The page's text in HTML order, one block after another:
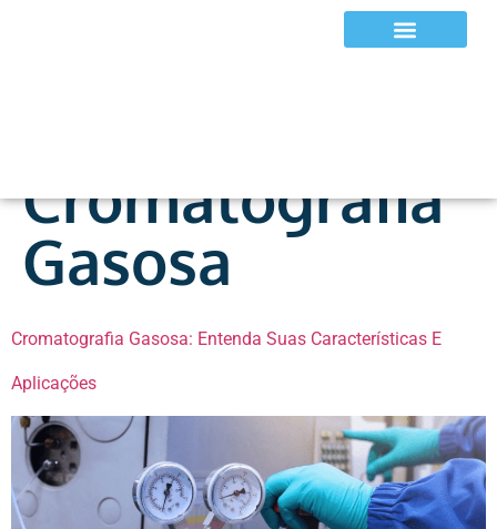
Aplicação
Cromatografia
Gasosa
Cromatografia Gasosa: Entenda Suas Características E
Aplicações